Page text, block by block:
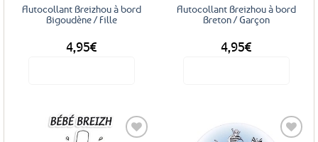
Autocollant Breizhou à bord
Bigoudène / Fille
4,95€
Autocollant Breizhou à bord
Breton / Garçon
4,95€